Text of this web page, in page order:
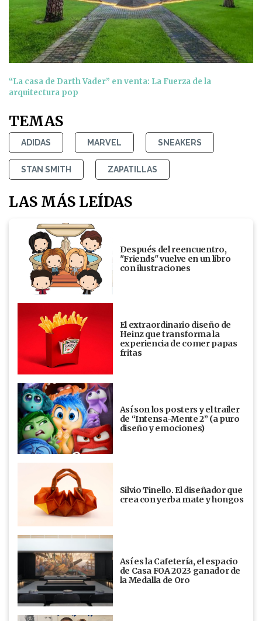
“La casa de Darth Vader” en venta: La Fuerza de la
arquitectura pop
TEMAS
ADIDAS MARVEL SNEAKERS
STAN SMITH ZAPATILLAS
LAS MÁS LEÍDAS
Después del reencuentro,
"Friends" vuelve en un libro
con ilustraciones
El extraordinario diseño de
Heinz que transforma la
experiencia de comer papas
fritas
Así son los posters y el trailer
de “Intensa-Mente 2” (a puro
diseño y emociones)
Silvio Tinello. El diseñador que
crea con yerba mate y hongos
Así es la Cafetería, el espacio
de Casa FOA 2023 ganador de
la Medalla de Oro